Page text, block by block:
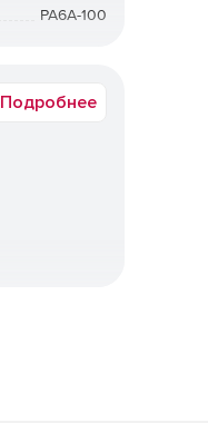
PA6A-100
Подробнее